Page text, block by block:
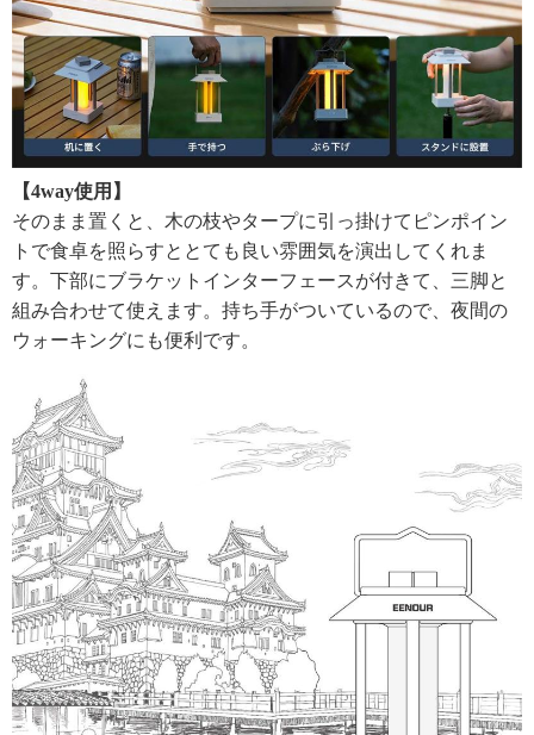
【4way使用】
そのまま置くと、木の枝やタープに引っ掛けてピンポイン
トで食卓を照らすととても良い雰囲気を演出してくれま
す。下部にブラケットインターフェースが付きて、三脚と
組み合わせて使えます。持ち手がついているので、夜間の
ウォーキングにも便利です。